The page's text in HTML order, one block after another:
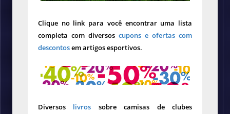
Clique no link para você encontrar uma lista
completa com diversos cupons e ofertas com
descontosem artigos esportivos.
Diversos livros sobre camisas de clubes